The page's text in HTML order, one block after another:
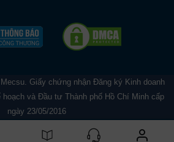
Giấy chứng nhận Đăng ký Kinh doanh
và Đầu tư Thành phố Hồ Chí Minh cấp
ngày 23/05/2016